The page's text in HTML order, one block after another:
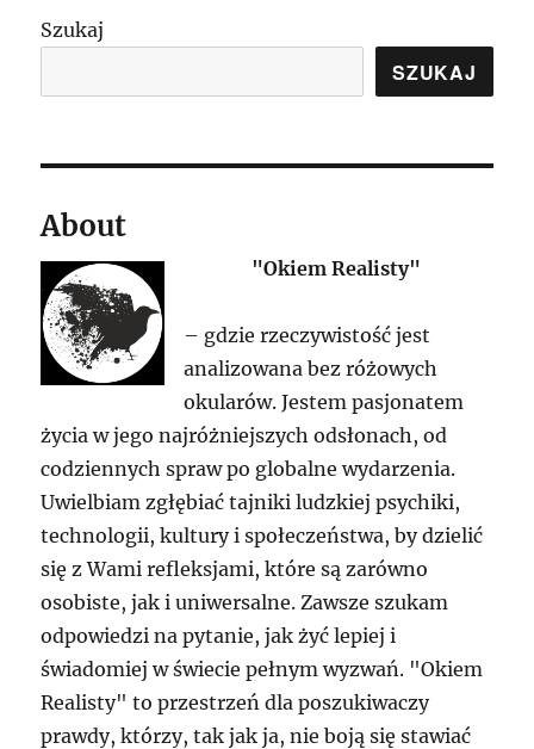
Szukaj
SZUKAJ
About
"Okiem Realisty"
– gdzie rzeczywistość jest
analizowana bez różowych
okularów. Jestem pasjonatem
życia w jego najróżniejszych odsłonach, od
codziennych spraw po globalne wydarzenia.
Uwielbiam zgłębiać tajniki ludzkiej psychiki,
technologii, kultury i społeczeństwa, by dzielić
się z Wami refleksjami, które są zarówno
osobiste, jak i uniwersalne. Zawsze szukam
odpowiedzi na pytanie, jak żyć lepiej i
świadomiej w świecie pełnym wyzwań. "Okiem
Realisty" to przestrzeń dla poszukiwaczy
prawdy, którzy, tak jak ja, nie boją się stawiać